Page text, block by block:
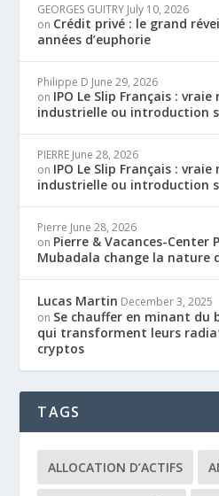
GEORGES GUITRY July 10, 2026
on Crédit privé : le grand
années d’euphorie
Philippe D June 29, 2026
on IPO Le Slip Français : vraie
industrielle ou introduction
PIERRE June 28, 2026
on IPO Le Slip Français : vraie
industrielle ou introduction
Pierre June 28, 2026
on Pierre & Vacances-Center
Mubadala change la nature
Lucas Martin December 3, 2025
on Se chauffer en minant du
qui transforment leurs
cryptos
TAGS
ALLOCATION D’ACTIFS